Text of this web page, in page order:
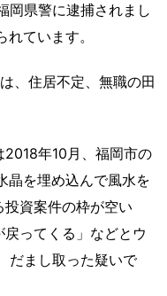
岡県警に逮捕されまし
ています。
、住居不定、無職の田
年10月、福岡市の
晶を埋め込んで風水を
資案件の枠が空い
ってくる」などとウ
だまし取った疑いで